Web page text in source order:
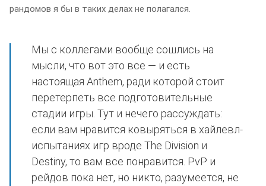
рандомов я бы в таких делах не полагался.
Мы с коллегами вообще сошлись на
мысли, что вот это все — и есть
настоящая Anthem, ради которой стоит
перетерпеть все подготовительные
стадии игры. Тут и нечего рассуждать:
если вам нравится ковыряться в хайлевл-
испытаниях игр вроде The Division и
Destiny, то вам все понравится. PvP и
рейдов пока нет, но никто, разумеется, не